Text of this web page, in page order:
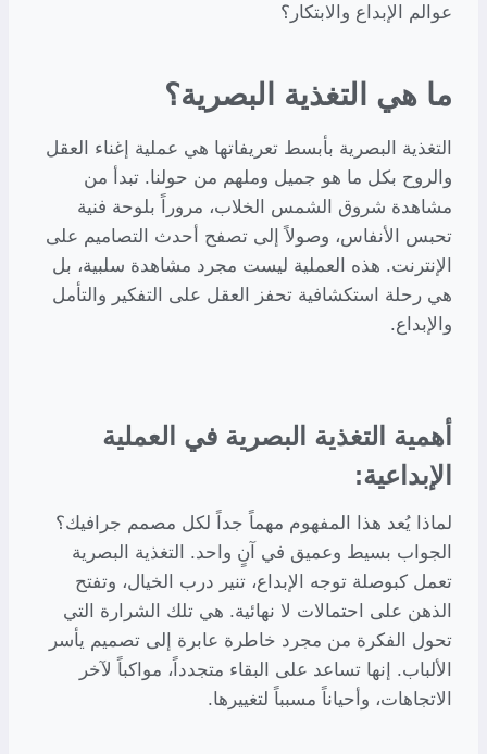
عوالم الإبداع والابتكار؟
ما هي التغذية البصرية؟
التغذية البصرية بأبسط تعريفاتها هي عملية إغناء العقل
والروح بكل ما هو جميل وملهم من حولنا. تبدأ من
مشاهدة شروق الشمس الخلاب، مروراً بلوحة فنية
تحبس الأنفاس، وصولاً إلى تصفح أحدث التصاميم على
الإنترنت. هذه العملية ليست مجرد مشاهدة سلبية، بل
هي رحلة استكشافية تحفز العقل على التفكير والتأمل
والإبداع.
أهمية التغذية البصرية في العملية
الإبداعية:
لماذا يُعد هذا المفهوم مهماً جداً لكل مصمم جرافيك؟
الجواب بسيط وعميق في آنٍ واحد. التغذية البصرية
تعمل كبوصلة توجه الإبداع، تنير درب الخيال، وتفتح
الذهن على احتمالات لا نهائية. هي تلك الشرارة التي
تحول الفكرة من مجرد خاطرة عابرة إلى تصميم يأسر
الألباب. إنها تساعد على البقاء متجدداً، مواكباً لآخر
الاتجاهات، وأحياناً مسبباً لتغييرها.